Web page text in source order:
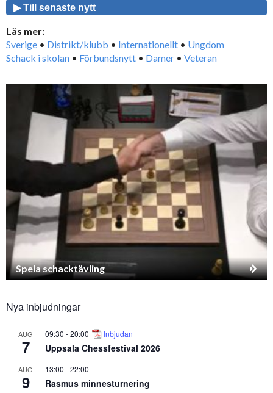
▶ Till senaste nytt
Läs mer:
Sverige • Distrikt/klubb • Internationellt • Ungdom
Schack i skolan • Förbundsnytt • Damer • Veteran
Spela schacktävling
Nya inbjudningar
AUG
7
09:30 -20:00 Inbjudan
Uppsala Chessfestival 2026
AUG
9
13:00 -22:00
Rasmus minnesturnering